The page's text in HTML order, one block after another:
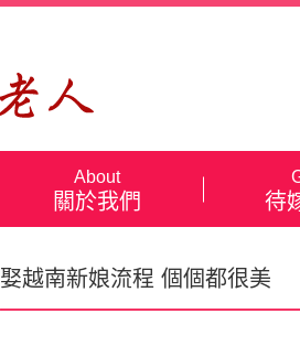
About
關於我們 待
娶越南新娘流程 個個都很美